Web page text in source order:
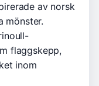
av norsk
mönster.
flaggskepp,
inom